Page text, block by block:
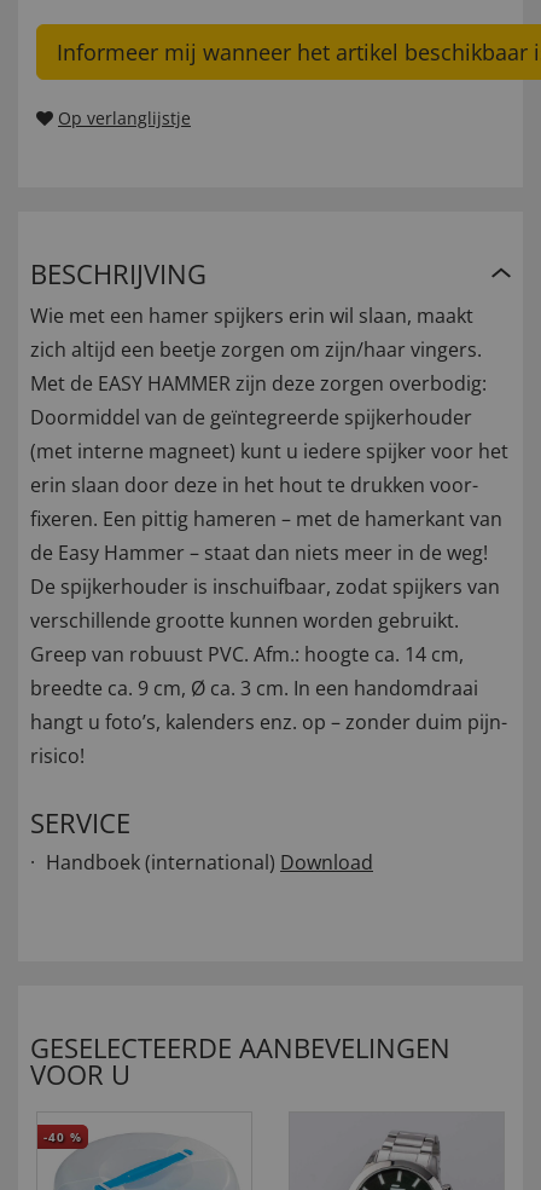
Informeer mij wanneer het artikel beschikbaar
Op verlanglijstje
BESCHRIJVING
Wie met een hamer spijkers erin wil slaan, maakt
zich altijd een beetje zorgen om zijn/haar vingers.
Met de EASY HAMMER zijn deze zorgen overbodig:
Doormiddel van de geïntegreerde spijkerhouder
(met interne magneet) kunt u iedere spijker voor het
erin slaan door deze in het hout te drukken voor-
fixeren. Een pittig hameren – met de hamerkant van
de Easy Hammer – staat dan niets meer in de weg!
De spijkerhouder is inschuifbaar, zodat spijkers van
verschillende grootte kunnen worden gebruikt.
Greep van robuust PVC. Afm.: hoogte ca. 14 cm,
breedte ca. 9 cm, Ø ca. 3 cm. In een handomdraai
hangt u foto’s, kalenders enz. op – zonder duim pijn-
risico!
SERVICE
Handboek (international) Download
GESELECTEERDE AANBEVELINGEN
VOOR U
-40 %